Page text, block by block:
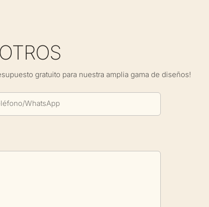
gratuito para nuestra amplia gama de diseños!
WhatsApp